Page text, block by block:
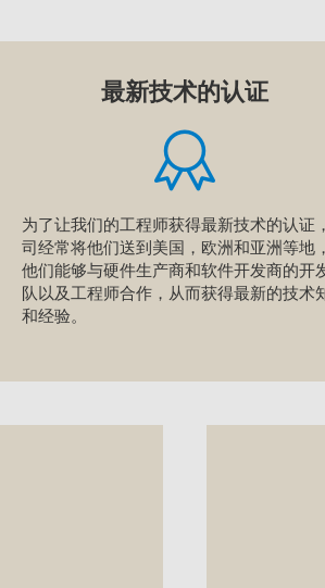
最新技术的认证
为了让我们的工程师获得最新技术的认证
司经常将他们送到美国，欧洲和亚洲等地
他们能够与硬件生产商和软件开发商的开
队以及工程师合作，从而获得最新的技术
和经验。